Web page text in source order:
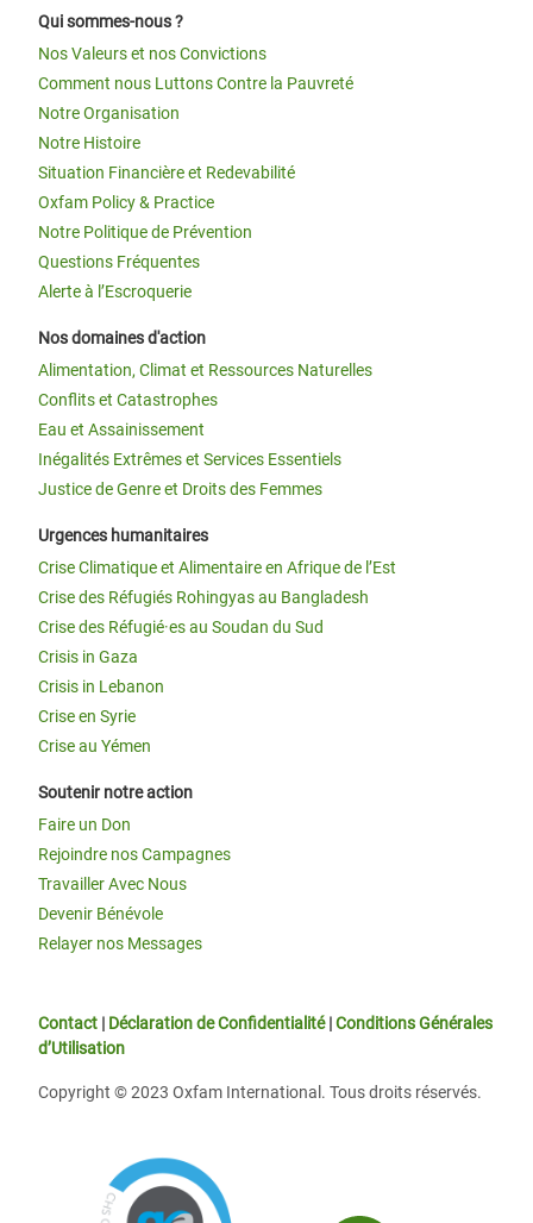
Qui sommes-nous ?
Nos Valeurs et nos Convictions
Comment nous Luttons Contre la Pauvreté
Notre Organisation
Notre Histoire
Situation Financière et Redevabilité
Oxfam Policy & Practice
Notre Politique de Prévention
Questions Fréquentes
Alerte à l’Escroquerie
Nos domaines d'action
Alimentation, Climat et Ressources Naturelles
Conflits et Catastrophes
Eau et Assainissement
Inégalités Extrêmes et Services Essentiels
Justice de Genre et Droits des Femmes
Urgences humanitaires
Crise Climatique et Alimentaire en Afrique de l’Est
Crise des Réfugiés Rohingyas au Bangladesh
Crise des Réfugié·es au Soudan du Sud
Crisis in Gaza
Crisis in Lebanon
Crise en Syrie
Crise au Yémen
Soutenir notre action
Faire un Don
Rejoindre nos Campagnes
Travailler Avec Nous
Devenir Bénévole
Relayer nos Messages
Contact | Déclaration de Confidentialité|Conditions Générales
d’Utilisation
Copyright © 2023 Oxfam International. Tous droits réservés.